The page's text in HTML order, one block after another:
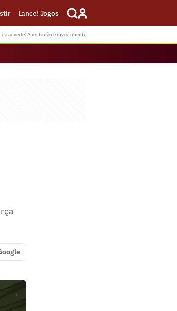
Lance! Jogos
adverte: Aposta não é investimento